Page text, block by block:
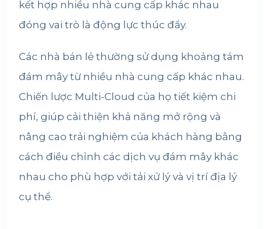
kết hợp nhiều nhà cung cấp khác nhau
đóng vai trò là động lực thúc đẩy.
Các nhà bán lẻ thường sử dụng khoảng tám
đám mây từ nhiều nhà cung cấp khác nhau.
Chiến lược Multi-Cloud của họ tiết kiệm chi
phí, giúp cải thiện khả năng mở rộng và
nâng cao trải nghiệm của khách hàng bằng
cách điều chỉnh các dịch vụ đám mây khác
nhau cho phù hợp với tải xử lý và vị trí địa lý
cụ thể.